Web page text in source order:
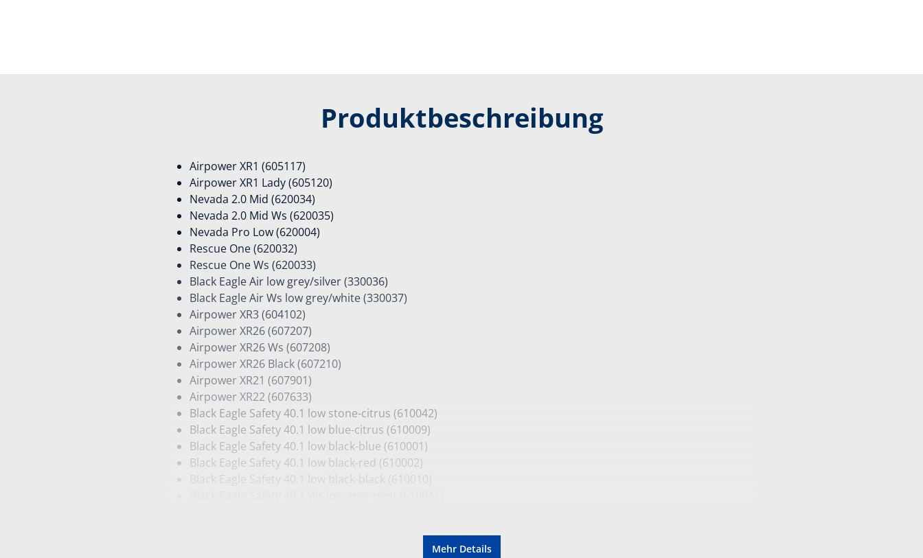
Produktbeschreibung
Airpower XR1 (605117)
Airpower XR1 Lady (605120)
Nevada 2.0 Mid (620034)
Nevada 2.0 Mid Ws (620035)
Nevada Pro Low (620004)
Rescue One (620032)
Rescue One Ws (620033)
Black Eagle Air low grey/silver (330036)
Black Eagle Air Ws low grey/white (330037)
Airpower XR3 (604102)
Airpower XR26 (607207)
Airpower XR26 Ws (607208)
Airpower XR26 Black (607210)
Airpower XR21 (607901)
Airpower XR22 (607633)
Black Eagle Safety 40.1 low stone-citrus (610042)
Black Eagle Safety 40.1 low blue-citrus (610009)
Black Eagle Safety 40.1 low black-blue (610001)
Black Eagle Safety 40.1 low black-red (610002)
Black Eagle Safety 40.1 low black-black (610010)
Mehr Details